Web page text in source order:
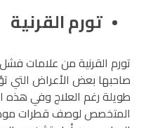
تورم القرنية
تورم القرنية من علامات
صاحبها بعض الأعراض التي
طويلة رغم العلاج وفي هذه
المتخصص لوصف قطرات